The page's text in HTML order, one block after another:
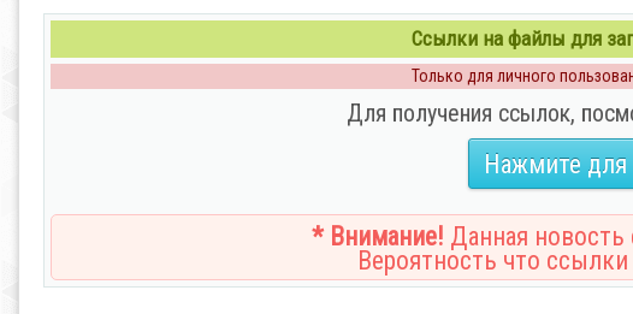
Ссылки на файлы для
Только для личного
Для получения ссылок,
Нажмите для
* Внимание! Данная новость
Вероятность что